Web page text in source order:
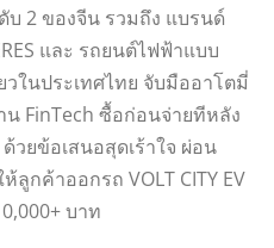
บ 2 ของจีน รวมถึง แบรนด์
และ รถยนต์ไฟฟ้าแบบ
วในประเทศไทย จับมืออาโตมี่
น FinTech ซื้อก่อนจ่ายทีหลัง
วยข้อเสนอสุดเร้าใจ ผ่อน
ลูกค้าออกรถ VOLT CITY EV
บาท